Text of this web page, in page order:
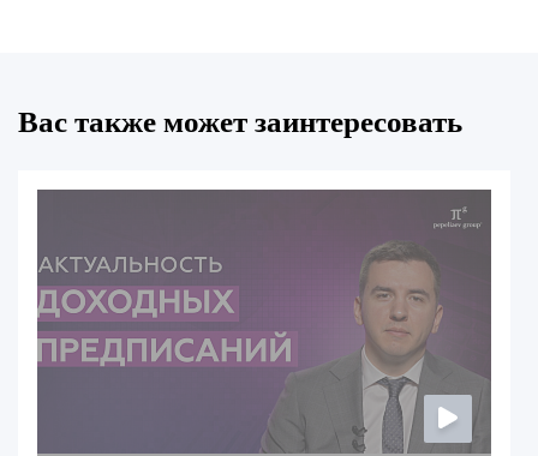
Вас также может заинтересовать